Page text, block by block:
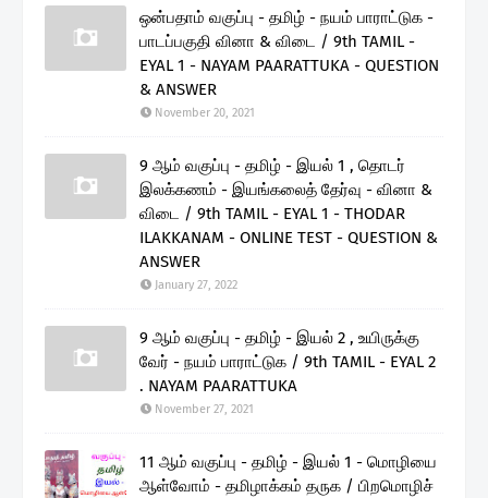
ஒன்பதாம் வகுப்பு - தமிழ் - நயம் பாராட்டுக -
பாடப்பகுதி வினா & விடை / 9th TAMIL -
EYAL 1 - NAYAM PAARATTUKA - QUESTION
& ANSWER
November 20, 2021
9 ஆம் வகுப்பு - தமிழ் - இயல் 1 , தொடர்
இலக்கணம் - இயங்கலைத் தேர்வு - வினா &
விடை / 9th TAMIL - EYAL 1 - THODAR
ILAKKANAM - ONLINE TEST - QUESTION &
ANSWER
January 27, 2022
9 ஆம் வகுப்பு - தமிழ் - இயல் 2 , உயிருக்கு
வேர் - நயம் பாராட்டுக / 9th TAMIL - EYAL 2
. NAYAM PAARATTUKA
November 27, 2021
11 ஆம் வகுப்பு - தமிழ் - இயல் 1 - மொழியை
ஆள்வோம் - தமிழாக்கம் தருக / பிறமொழிச்